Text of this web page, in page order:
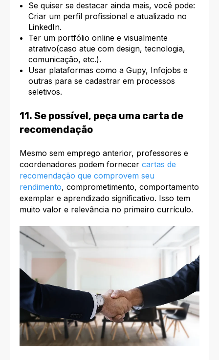
Se quiser se destacar ainda mais, você pode:
Criar um perfil profissional e atualizado no
LinkedIn.
Ter um portfólio online e visualmente
atrativo(caso atue com design, tecnologia,
comunicação, etc.).
Usar plataformas como a Gupy, Infojobs e
outras para se cadastrar em processos
seletivos.
11. Se possível, peça uma carta de
recomendação
Mesmo sem emprego anterior, professores e
coordenadores podem fornecer cartas de
recomendação que comprovem seu
rendimento, comprometimento, comportamento
exemplar e aprendizado significativo. Isso tem
muito valor e relevância no primeiro currículo.